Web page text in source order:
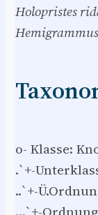
Holopristes
o- Klasse:
.`+-
..`+-
…`+-